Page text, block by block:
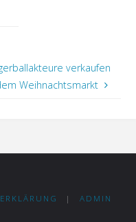
verkaufen
Weihnachtsmarkt
| ADMIN